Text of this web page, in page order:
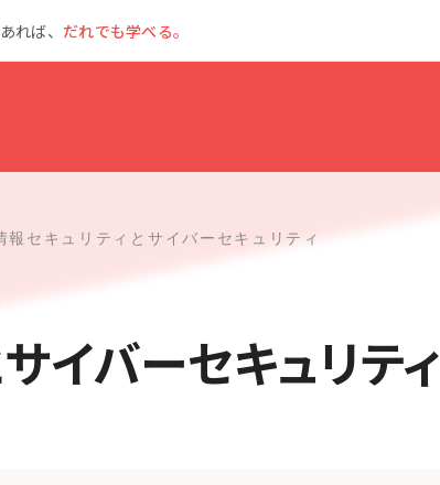
れば、 だれでも学べる。
報セキュリティとサイバーセキュリティ
イバーセキュリティ